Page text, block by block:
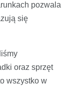
pozwala
się
oraz sprzęt
wszystko w